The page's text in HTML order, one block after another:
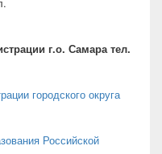
г.о. Самара тел.
городского округа
Российской